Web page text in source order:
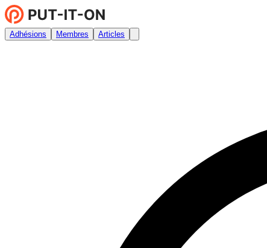
Adhésions Membres Articles